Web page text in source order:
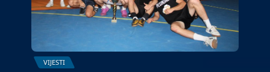
VIJESTI